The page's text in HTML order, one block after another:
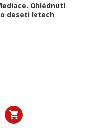
Ohlédnutí
deseti letech